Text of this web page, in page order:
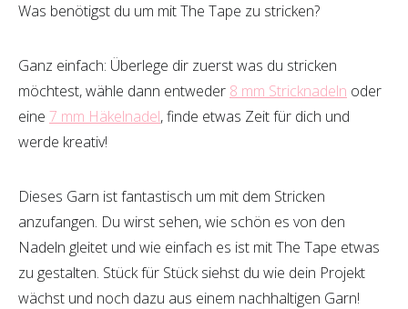
Was benötigst du um mit The Tape zu stricken?
Ganz einfach: Überlege dir zuerst was du stricken
möchtest, wähle dann entweder 8 mm Stricknadeln oder
eine 7 mm Häkelnadel, finde etwas Zeit für dich und
werde kreativ!
Dieses Garn ist fantastisch um mit dem Stricken
anzufangen. Du wirst sehen, wie schön es von den
Nadeln gleitet und wie einfach es ist mit The Tape etwas
zu gestalten. Stück für Stück siehst du wie dein Projekt
wächst und noch dazu aus einem nachhaltigen Garn!